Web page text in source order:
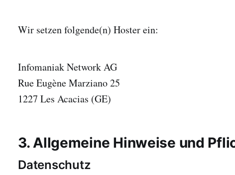
Wir setzen folgende(n) Hoster ein:
Infomaniak Network AG
Rue Eugène Marziano 25
1227 Les Acacias (GE)
3. Allgemeine Hinweise und
Datenschutz